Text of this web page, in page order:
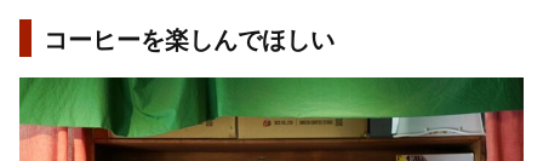
コーヒーを楽しんでほしい